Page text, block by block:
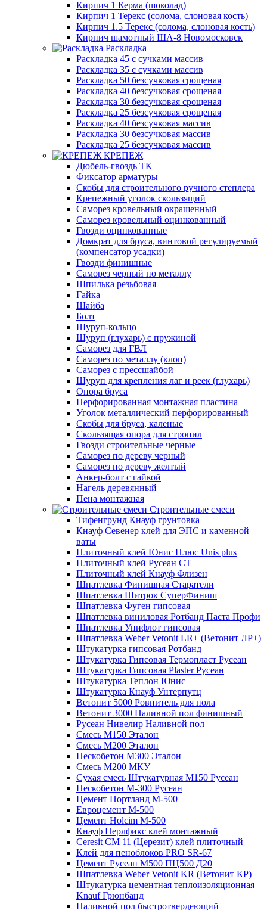
Кирпич 1 Керма (шоколад)
Кирпич 1 Терекс (солома, слоновая кость)
Кирпич 1.5 Терекс (солома, слоновая кость)
Кирпич шамотный ША-8 Новомосковск
Раскладка
Раскладка 45 с сучками массив
Раскладка 35 с сучками массив
Раскладка 50 безсучковая срощеная
Раскладка 40 безсучковая срощеная
Раскладка 30 безсучковая срощеная
Раскладка 25 безсучковая срощеная
Раскладка 40 безсучковая массив
Раскладка 30 безсучковая массив
Раскладка 25 безсучковая массив
КРЕПЕЖ
Дюбель-гвоздь ТК
Фиксатор арматуры
Скобы для строительного ручного степлера
Крепежный уголок скользящий
Саморез кровельный окрашенный
Саморез кровельный оцинкованный
Гвозди оцинкованные
Домкрат для бруса, винтовой регулируемый
(компенсатор усадки)
Гвозди финишные
Саморез черный по металлу
Шпилька резьбовая
Гайка
Шайба
Болт
Шуруп-кольцо
Шуруп (глухарь) с пружиной
Саморез для ГВЛ
Саморез по металлу (клоп)
Саморез с прессшайбой
Шуруп для крепления лаг и реек (глухарь)
Опора бруса
Перфорированная монтажная пластина
Уголок металлический перфорированный
Скобы для бруса, каленые
Скользящая опора для стропил
Гвозди строительные черные
Саморез по дереву черный
Саморез по дереву желтый
Анкер-болт с гайкой
Нагель деревянный
Пена монтажная
Строительные смеси
Тифенгрунд Кнауф грунтовка
Кнауф Севенер клей для ЭПС и каменной
ваты
Плиточный клей Юнис Плюс Unis plus
Плиточный клей Русеан СТ
Плиточный клей Кнауф Флизен
Шпатлевка Финишная Старатели
Шпатлевка Шитрок СуперФиниш
Шпатлевка Фуген гипсовая
Шпатлевка виниловая Ротбанд Паста Профи
Шпатлевка Унифлот гипсовая
Шпатлевка Weber Vetonit LR+ (Ветонит ЛР+)
Штукатурка гипсовая Ротбанд
Штукатурка Гипсовая Термопласт Русеан
Штукатурка Гипсовая Plaster Русеан
Штукатурка Теплон Юнис
Штукатурка Кнауф Унтерпутц
Ветонит 5000 Ровнитель для пола
Ветонит 3000 Наливной пол финишный
Русеан Нивелир Наливной пол
Смесь М150 Эталон
Смесь М200 Эталон
Пескобетон М300 Эталон
Смесь М200 МКУ
Сухая смесь Штукатурная М150 Русеан
Пескобетон М-300 Русеан
Цемент Портланд М-500
Евроцемент М-500
Цемент Holcim М-500
Кнауф Перлфикс клей монтажный
Сeresit СМ 11 (Церезит) клей плиточный
Клей для пеноблоков PRO SR-67
Цемент Русеан М500 ПЦ500 Д20
Шпатлевка Weber Vetonit KR (Ветонит КР)
Штукатурка цементная теплоизоляционная
Knauf Грюнбанд
Наливной пол быстротвердеющий